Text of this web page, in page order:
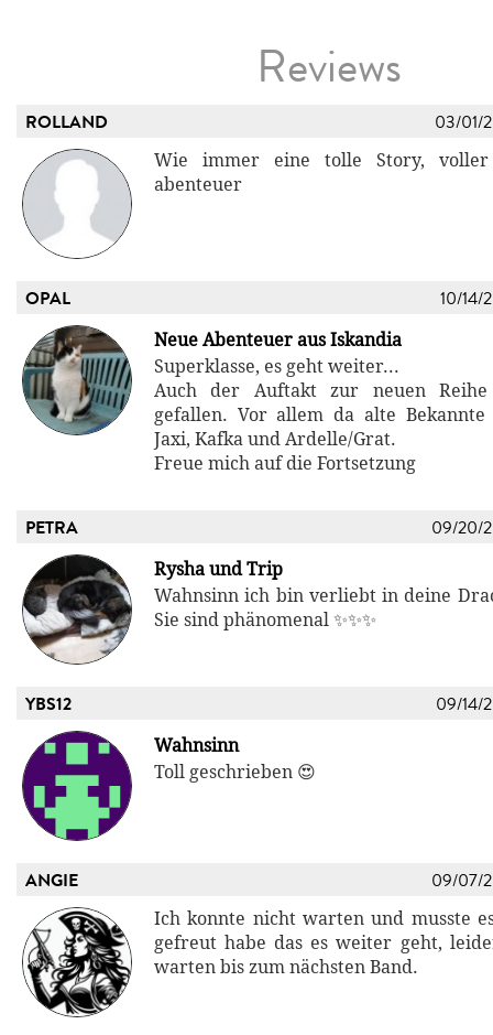
Reviews
ROLLAND 03/01/
Wie immer eine tolle Story, voller
abenteuer
OPAL 10/14/
Neue Abenteuer aus Iskandia
Superklasse, es geht weiter...
Auch der Auftakt zur neuen
gefallen. Vor allem da alte Bekannte
Jaxi, Kafka und Ardelle/Grat.
Freue mich auf die Fortsetzung
PETRA 09/20/
Rysha und Trip
Wahnsinn ich bin verliebt in deine
Sie sind phänomenal ✨️✨️✨️
YBS12 09/14/
Wahnsinn
Toll geschrieben 😍
ANGIE 09/07/
Ich konnte nicht warten und musste
gefreut habe das es weiter geht,
warten bis zum nächsten Band.